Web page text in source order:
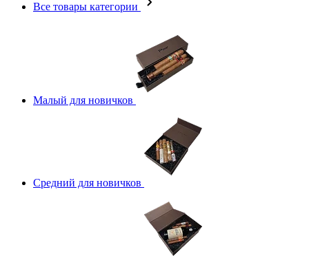
Все товары категории
Малый для новичков
Средний для новичков